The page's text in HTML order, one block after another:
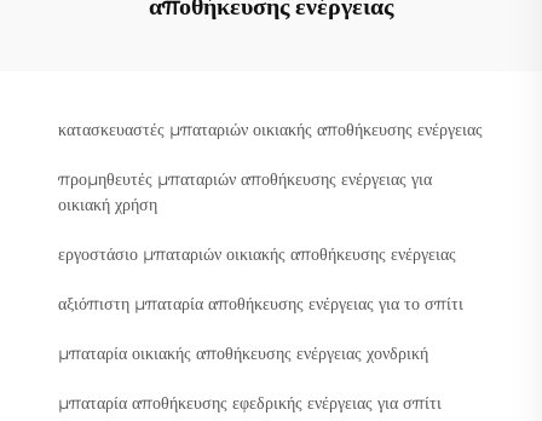
αποθήκευσης ενέργειας
κατασκευαστές μπαταριών οικιακής αποθήκευσης ενέργειας
προμηθευτές μπαταριών αποθήκευσης ενέργειας για
οικιακή χρήση
εργοστάσιο μπαταριών οικιακής αποθήκευσης ενέργειας
αξιόπιστη μπαταρία αποθήκευσης ενέργειας για το σπίτι
μπαταρία οικιακής αποθήκευσης ενέργειας χονδρική
μπαταρία αποθήκευσης εφεδρικής ενέργειας για σπίτι